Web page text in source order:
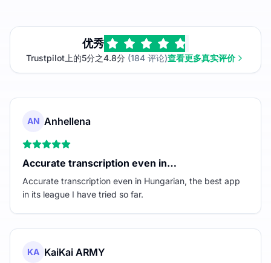
优秀
Trustpilot上的5分之4.8分 (184 评论)查看更多真实评价
AN Anhellena
Accurate transcription even in…
Accurate transcription even in Hungarian, the best app
in its league I have tried so far.
KA KaiKai ARMY